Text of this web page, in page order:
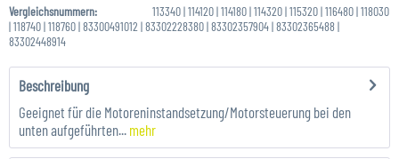
Vergleichsnummern:
113340 | 114120 | 114180 | 114320 | 115320 | 116480 | 118030
| 118740 | 118760 | 83300491012 | 83302228380 | 83302357904 | 83302365488 |
83302448914
Beschreibung
Geeignet für die Motoreninstandsetzung/Motorsteuerung bei den
unten aufgeführten... mehr